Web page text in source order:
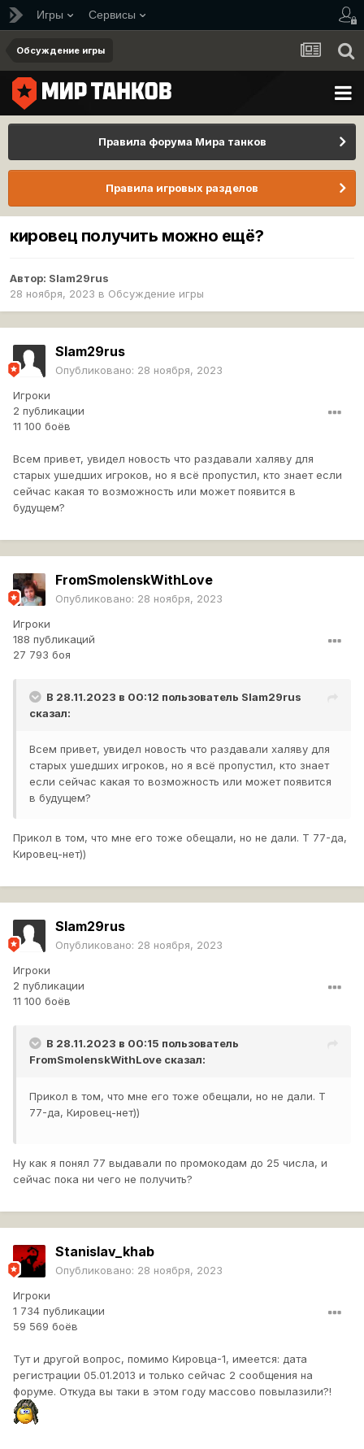
Игры Сервисы
Обсуждение игры
Правила форума Мира танков
Правила игровых разделов
кировец получить можно ещё?
Автор: Slam29rus
28 ноября, 2023 в Обсуждение игры
Slam29rus
Опубликовано: 28 ноября, 2023
Игроки
2 публикации
11 100 боёв
Всем привет, увидел новость что раздавали халяву для
старых ушедших игроков, но я всё пропустил, кто знает если
сейчас какая то возможность или может появится в
будущем?
FromSmolenskWithLove
Опубликовано: 28 ноября, 2023
Игроки
188 публикаций
27 793 боя
В 28.11.2023 в 00:12 пользователь Slam29rus
сказал:
Всем привет, увидел новость что раздавали халяву для
старых ушедших игроков, но я всё пропустил, кто знает
если сейчас какая то возможность или может появится
в будущем?
Прикол в том, что мне его тоже обещали, но не дали. Т 77-да,
Кировец-нет))
Slam29rus
Опубликовано: 28 ноября, 2023
Игроки
2 публикации
11 100 боёв
В 28.11.2023 в 00:15 пользователь
FromSmolenskWithLove сказал:
Прикол в том, что мне его тоже обещали, но не дали. Т
77-да, Кировец-нет))
Ну как я понял 77 выдавали по промокодам до 25 числа, и
сейчас пока ни чего не получить?
Stanislav_khab
Опубликовано: 28 ноября, 2023
Игроки
1 734 публикации
59 569 боёв
Тут и другой вопрос, помимо Кировца-1, имеется: дата
регистрации 05.01.2013 и только сейчас 2 сообщения на
форуме. Откуда вы таки в этом году массово повылазили?!